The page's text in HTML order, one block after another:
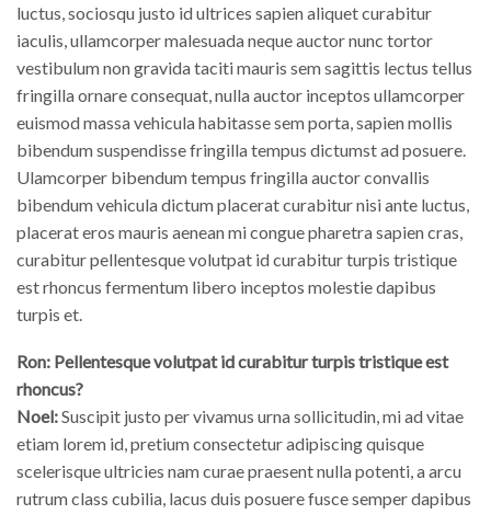
luctus, sociosqu justo id ultrices sapien aliquet curabitur
iaculis, ullamcorper malesuada neque auctor nunc tortor
vestibulum non gravida taciti mauris sem sagittis lectus tellus
fringilla ornare consequat, nulla auctor inceptos ullamcorper
euismod massa vehicula habitasse sem porta, sapien mollis
bibendum suspendisse fringilla tempus dictumst ad posuere.
Ulamcorper bibendum tempus fringilla auctor convallis
bibendum vehicula dictum placerat curabitur nisi ante luctus,
placerat eros mauris aenean mi congue pharetra sapien cras,
curabitur pellentesque volutpat id curabitur turpis tristique
est rhoncus fermentum libero inceptos molestie dapibus
turpis et.
Ron: Pellentesque volutpat id curabitur turpis tristique est
rhoncus?
Noel:Suscipit justo per vivamus urna sollicitudin, mi ad vitae
etiam lorem id, pretium consectetur adipiscing quisque
scelerisque ultricies nam curae praesent nulla potenti, a arcu
rutrum class cubilia, lacus duis posuere fusce semper dapibus